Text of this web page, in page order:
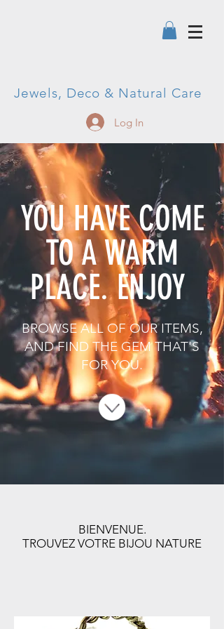
Jewels, Deco & Natural Care
Log In
YOU HAVE COME
TO A WARM
PLACE. ENJOY
BROWSE ALL OF OUR ITEMS,
AND FIND THE GEM THAT'S
FOR YOU.
BIENVENUE.
TROUVEZ VOTRE BIJOU NATURE